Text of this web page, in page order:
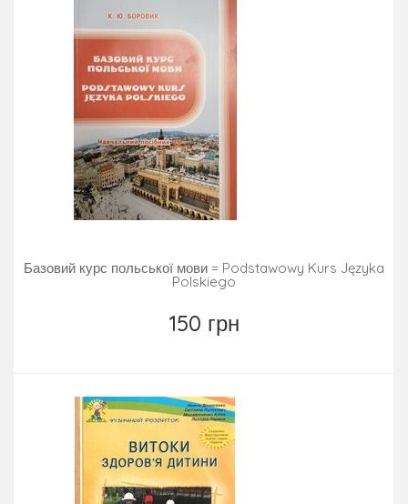
Базовий курс польської мови = Podstawowy Kurs Języka
Polskiego
150 грн